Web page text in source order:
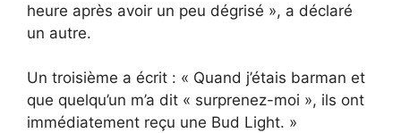
heure après avoir un peu dégrisé », a déclaré
un autre.
Un troisième a écrit : « Quand j’étais barman et
que quelqu’un m’a dit « surprenez-moi », ils ont
immédiatement reçu une Bud Light. »